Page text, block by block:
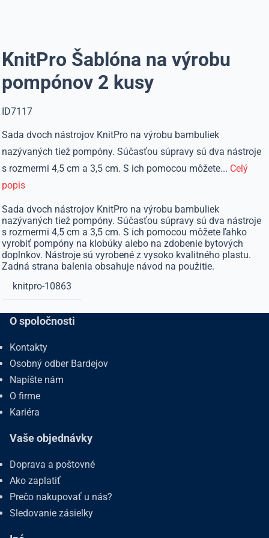
KnitPro Šablóna na výrobu
pompónov 2 kusy
ID7117
Sada dvoch nástrojov KnitPro na výrobu bambuliek
nazývaných tiež pompóny. Súčasťou súpravy sú dva nástroje
s rozmermi 4,5 cm a 3,5 cm. S ich pomocou môžete... Celý
popis
Sada dvoch nástrojov KnitPro na výrobu bambuliek
nazývaných tiež pompóny. Súčasťou súpravy sú dva nástroje
s rozmermi 4,5 cm a 3,5 cm. S ich pomocou môžete ľahko
vyrobiť pompóny na klobúky alebo na zdobenie bytových
doplnkov. Nástroje sú vyrobené z vysoko kvalitného plastu.
Zadná strana balenia obsahuje návod na použitie.
knitpro-10863
O spoločnosti
Kontakty
Osobný odber Bardejov
Napíšte nám
O firme
Kariéra
Vaše objednávky
Doprava a poštovné
Ako zaplatiť
Prečo nakupovať u nás?
Sledovanie zásielky